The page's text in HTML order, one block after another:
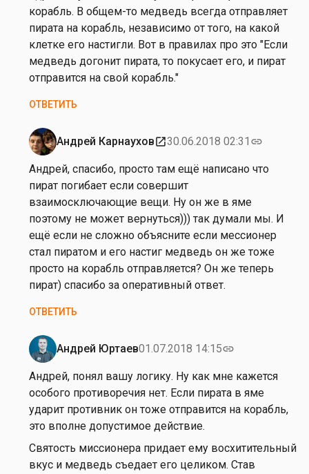
от
А
н
д
р
й
а
р
н
а
у
х
о
в
корабль. В общем-то медведь всегда отправляет
пирата на корабль, независимо от того, на какой
клетке его настигли. Вот в правилах про это "Если
медведь догонит пирата, то покусает его, и пират
отправится на свой корабль."
ОТВЕТИТЬ
Андрей Карнаухов open_in_new30.06.2018 02:31 link
Ответ
на
от
А
н
д
р
е
й
а
н
у
х
о
в
Андрей, спасибо, просто там ещё написано что
пират погибает если совершит
взаимосключающие вещи. Ну он же в яме
поэтому не может вернуться))) так думали мы. И
ещё если не сложно объясните если мессионер
стал пиратом и его настиг медведь он же тоже
просто на корабль отправляется? Он же теперь
пират) спасибо за оперативный ответ.
ОТВЕТИТЬ
Андрей Юртаев01.07.2018 14:15link
Ответ
на
от
А
н
р
Андрей, понял вашу логику. Ну как мне кажется
особого противоречия нет. Если пирата в яме
ударит противник он тоже отправится на корабль,
это вполне допустимое действие.
Святость миссионера придает ему восхитительный
вкус и медведь съедает его целиком. Став